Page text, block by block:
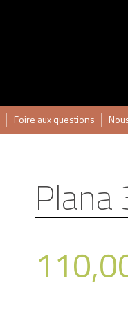
Foire aux questions
Plana